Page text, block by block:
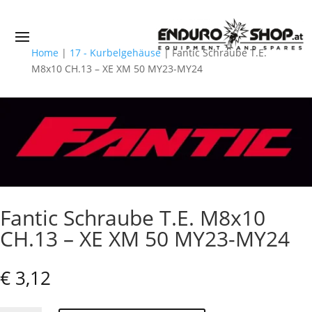
Home | 17 - Kurbelgehäuse| Fantic Schraube T.E.
M8x10 CH.13 – XE XM 50 MY23-MY24
Fantic Schraube T.E. M8x10
CH.13 – XE XM 50 MY23-MY24
€ 3,12